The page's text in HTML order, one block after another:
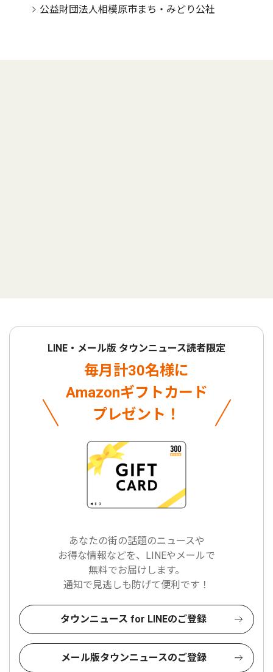
公益財団法人相模原市まち・みどり公社
LINE・メール版 タウンニュース読者限定
毎月計30名様に
Amazonギフトカード
プレゼント！
あなたの街の話題のニュースや
お得な情報などを、LINEやメールで
無料でお届けします。
通知で見逃しも防げて便利です！
タウンニュース for LINEのご登録
メール版タウンニュースのご登録